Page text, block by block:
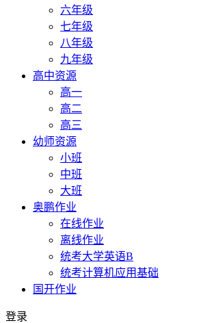
六年级
七年级
八年级
九年级
高中资源
高一
高二
高三
幼师资源
小班
中班
大班
奥鹏作业
在线作业
离线作业
统考大学英语B
统考计算机应用基础
国开作业
登录